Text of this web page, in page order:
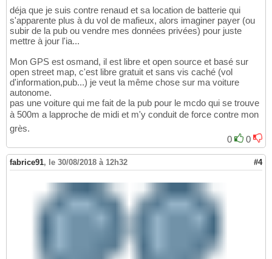
déja que je suis contre renaud et sa location de batterie qui
s'apparente plus à du vol de mafieux, alors imaginer payer (ou
subir de la pub ou vendre mes données privées) pour juste
mettre à jour l'ia...
Mon GPS est osmand, il est libre et open source et basé sur
open street map, c'est libre gratuit et sans vis caché (vol
d'information,pub...) je veut la même chose sur ma voiture
autonome.
pas une voiture qui me fait de la pub pour le mcdo qui se trouve
à 500m a lapproche de midi et m'y conduit de force contre mon
grès.
0
0
fabrice91, le 30/08/2018 à 12h32 #4